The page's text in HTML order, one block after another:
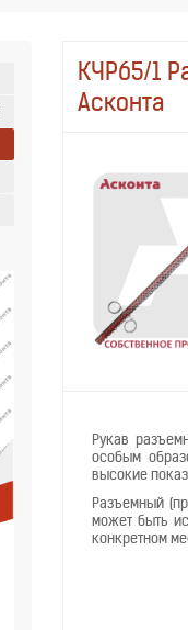
КЧР65/1
Асконта
Рукав
особым
высокие
Разъемный
может быть
конкретном